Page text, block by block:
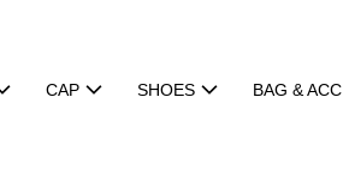
CAP SHOES BAG & ACC